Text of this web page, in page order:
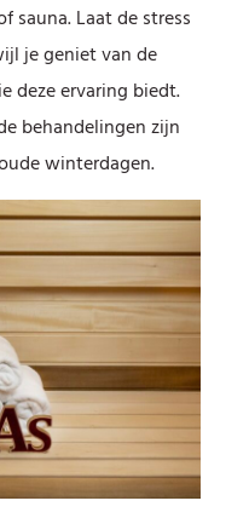
sauna. Laat de stress
je geniet van de
deze ervaring biedt.
behandelingen zijn
winterdagen.